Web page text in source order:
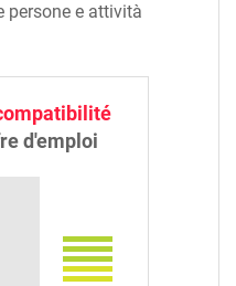
persone e attività
d'emploi